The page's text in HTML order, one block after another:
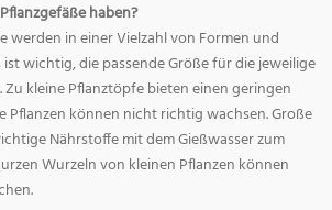
haben?
werden in einer Vielzahl von Formen und
wichtig, die passende Größe für die jeweilige
Zu kleine Pflanztöpfe bieten einen geringen
Pflanzen können nicht richtig wachsen. Große
Nährstoffe mit dem Gießwasser zum
Wurzeln von kleinen Pflanzen können